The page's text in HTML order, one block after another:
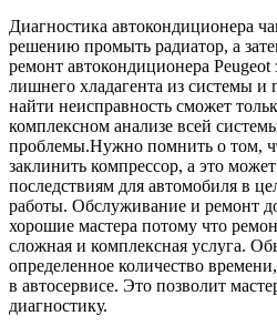
Диагностика автокондиционера
решению промыть радиатор, а
ремонт автокондиционера Peugeot
лишнего хладагента из системы и
найти неисправность сможет
комплексном анализе всей
проблемы.Нужно помнить о том,
заклинить компрессор, а это
последствиям для автомобиля в
работы. Обслуживание и ремонт
хорошие мастера потому что
сложная и комплексная услуга.
определенное количество
в автосервисе. Это позволит
диагностику.